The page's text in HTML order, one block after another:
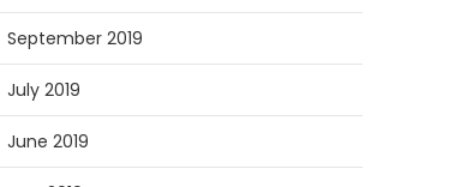
September 2019
July 2019
June 2019